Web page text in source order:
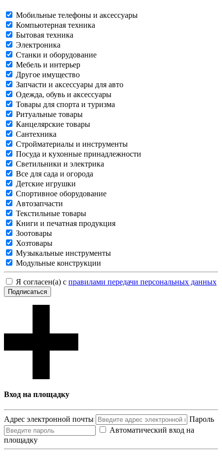
Мобильные телефоны и аксессуары
Компьютерная техника
Бытовая техника
Электроника
Станки и оборудование
Мебель и интерьер
Другое имущество
Запчасти и аксессуары для авто
Одежда, обувь и аксессуары
Товары для спорта и туризма
Ритуальные товары
Канцелярские товары
Сантехника
Стройматериалы и инструменты
Посуда и кухонные принадлежности
Светильники и электрика
Все для сада и огорода
Детские игрушки
Спортивное оборудование
Автозапчасти
Текстильные товары
Книги и печатная продукция
Зоотовары
Хозтовары
Музыкальные инструменты
Модульные конструкции
Я согласен(а) с правилами передачи персональных данных
Подписаться
Вход на площадку
Адрес электронной почты
Пароль
Автоматический вход на
площадку